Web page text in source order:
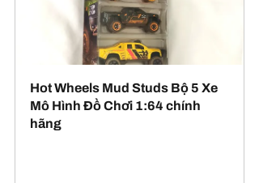
Hot Wheels Mud Studs Bộ 5 Xe
Mô Hình Đồ Chơi 1:64 chính
hãng